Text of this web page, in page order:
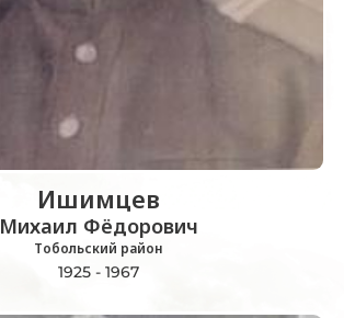
Ишимцев
Михаил Фёдорович
Тобольский район
1925 - 1967